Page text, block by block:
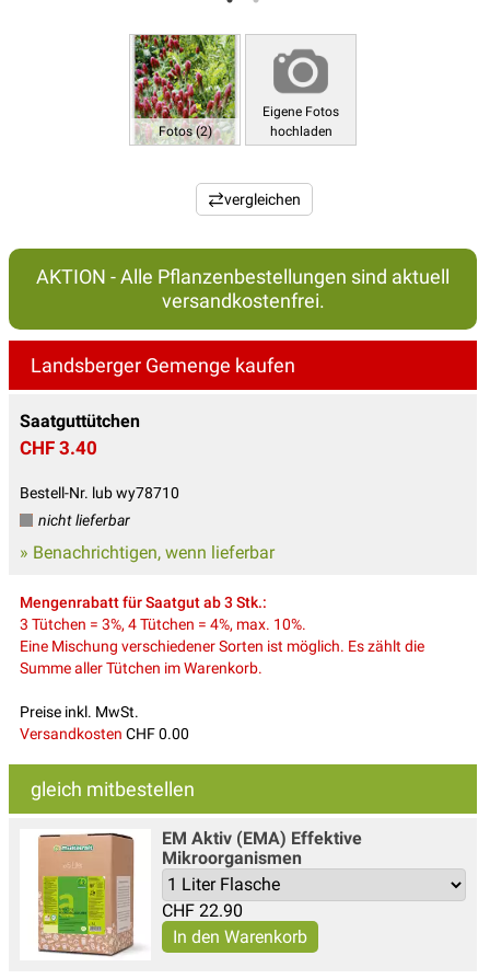
Fotos (2)
Eigene Fotos
hochladen
vergleichen
AKTION - Alle Pflanzenbestellungen sind aktuell
versandkostenfrei.
Landsberger Gemenge kaufen
Saatguttütchen
CHF 3.40
Bestell-Nr. lub wy78710
nicht lieferbar
» Benachrichtigen, wenn lieferbar
Mengenrabatt für Saatgut ab 3 Stk.:
3 Tütchen = 3%, 4 Tütchen = 4%, max. 10%.
Eine Mischung verschiedener Sorten ist möglich. Es zählt die
Summe aller Tütchen im Warenkorb.
Preise inkl. MwSt.
Versandkosten CHF 0.00
gleich mitbestellen
EM Aktiv (EMA) Effektive
Mikroorganismen
CHF 22.90